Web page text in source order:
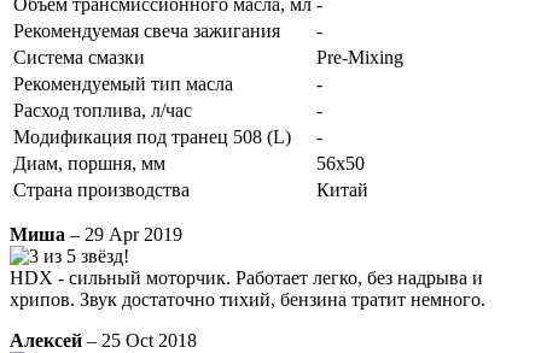
Рекомендуемая свеча зажигания
-
Система смазки
Pre-Mixing
Рекомендуемый тип масла
-
Расход топлива, л/час
-
Модификация под транец 508 (L)
-
Диам, поршня, мм
56x50
Страна производства
Китай
Миша – 29 Apr 2019
HDX - сильный моторчик. Работает легко, без надрыва и
хрипов. Звук достаточно тихий, бензина тратит немного.
Алексей – 25 Oct 2018